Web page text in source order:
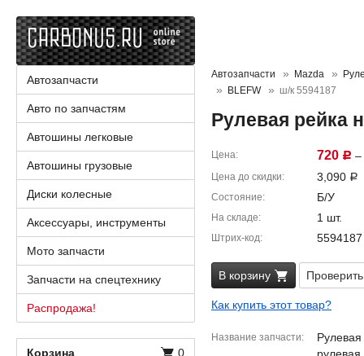
Автозапчасти Mazda
BLEFW
ш/к 5594187
Рулевая рейка
Цена 720 Р –
Цена до скидки 3,090 Р
Состояние Б/У
На складе 1 шт.
Штрих-код 5594187
В корзину
Как купить этот товар?
Название запчасти
Автозапчасти
Авто по запчастям
Автошины легковые
Автошины грузовые
Диски колесные
Аксессуары, инструменты
Мото запчасти
Запчасти на спецтехнику
Распродажа!
Корзина 0